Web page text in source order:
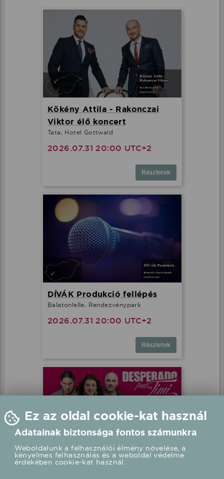
Kökény Attila - Rakonczai
Viktor élő koncert
Tata, Hotel Gottwald
2026.07.31 20:00 UTC+2
Részletek
DÍVÁK Produkció fellépés
Balatonlelle, Rendezvénypark
2026.07.31 20:00 UTC+2
Részletek
Desperado feat. Timi fellépés
Ez az oldal cookie-kat használ
Adatainak biztonsága fontos számunkra
Weboldalunk a felhasználói élmény növelése, a
kényelmes felhasználás és a weboldal védelme
érdekében cookie-kat használ.